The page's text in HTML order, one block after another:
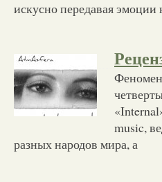
искусно передавая эмоции
music,
разных народов мира, а